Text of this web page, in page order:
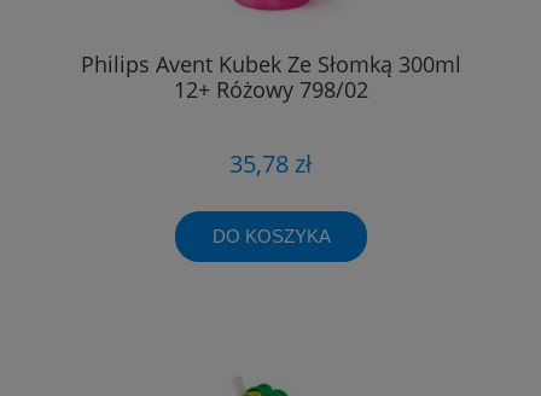
Philips Avent Kubek Ze Słomką 300ml
12+ Różowy 798/02
35,78 zł
DO KOSZYKA